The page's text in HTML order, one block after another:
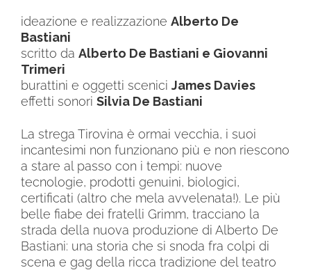
ideazione e realizzazione Alberto De
Bastiani
scritto da Alberto De Bastiani e Giovanni
Trimeri
burattini e oggetti scenici James Davies
effetti sonori Silvia De Bastiani
La strega Tirovina è ormai vecchia, i suoi
incantesimi non funzionano più e non riescono
a stare al passo con i tempi: nuove
tecnologie, prodotti genuini, biologici,
certificati (altro che mela avvelenata!). Le più
belle fiabe dei fratelli Grimm, tracciano la
strada della nuova produzione di Alberto De
Bastiani: una storia che si snoda fra colpi di
scena e gag della ricca tradizione del teatro